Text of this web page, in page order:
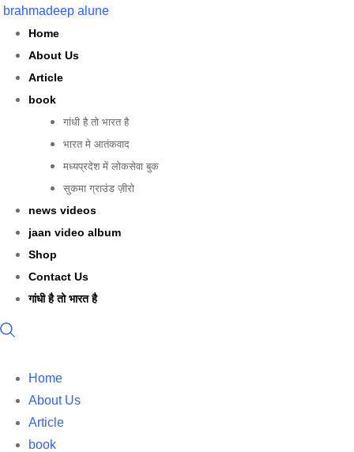
Skip
content
brahmadeep alune
Home
About Us
Article
book
गांधी है तो भारत है
भारत मे आतंकवाद
मध्यप्रदेश में लोकसेवा बुक
सुकमा ग्राउंड ज़ीरो
news videos
jaan video album
Shop
Contact Us
गांधी है तो भारत है
Home
About Us
Article
book